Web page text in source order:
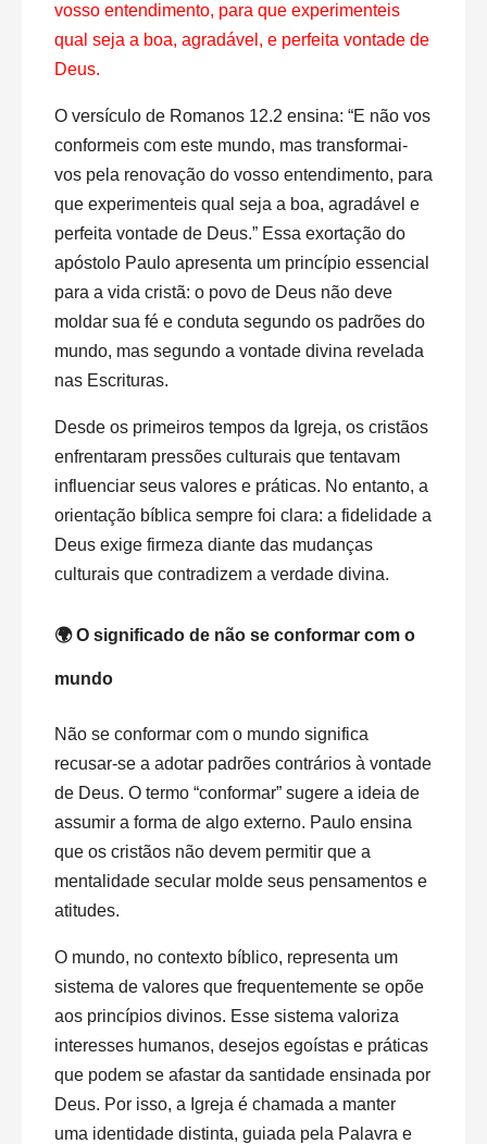
vosso entendimento, para que experimenteis
qual seja a boa, agradável, e perfeita vontade de
Deus.
O versículo de Romanos 12.2 ensina: “E não vos
conformeis com este mundo, mas transformai-
vos pela renovação do vosso entendimento, para
que experimenteis qual seja a boa, agradável e
perfeita vontade de Deus.” Essa exortação do
apóstolo Paulo apresenta um princípio essencial
para a vida cristã: o povo de Deus não deve
moldar sua fé e conduta segundo os padrões do
mundo, mas segundo a vontade divina revelada
nas Escrituras.
Desde os primeiros tempos da Igreja, os cristãos
enfrentaram pressões culturais que tentavam
influenciar seus valores e práticas. No entanto, a
orientação bíblica sempre foi clara: a fidelidade a
Deus exige firmeza diante das mudanças
culturais que contradizem a verdade divina.
🌍 O significado de não se conformar com o
mundo
Não se conformar com o mundo significa
recusar-se a adotar padrões contrários à vontade
de Deus. O termo “conformar” sugere a ideia de
assumir a forma de algo externo. Paulo ensina
que os cristãos não devem permitir que a
mentalidade secular molde seus pensamentos e
atitudes.
O mundo, no contexto bíblico, representa um
sistema de valores que frequentemente se opõe
aos princípios divinos. Esse sistema valoriza
interesses humanos, desejos egoístas e práticas
que podem se afastar da santidade ensinada por
Deus. Por isso, a Igreja é chamada a manter
uma identidade distinta, guiada pela Palavra e